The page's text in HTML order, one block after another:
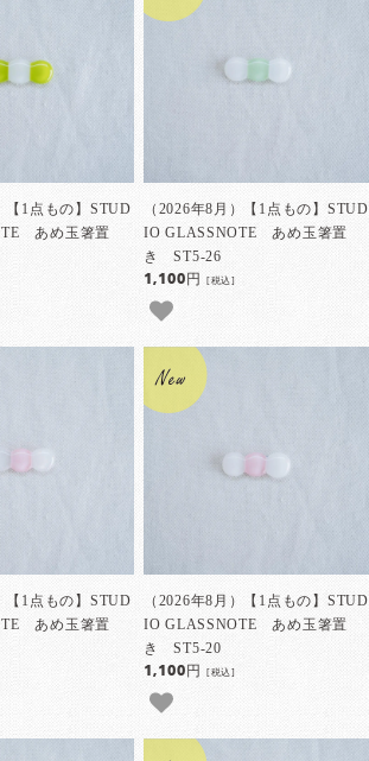
【1点もの】STUD
あめ玉箸置
（2026年8月）【1点もの】STUD
IO GLASSNOTE あめ玉箸置
き ST5-26
1,100円[税込]
【1点もの】STUD
あめ玉箸置
（2026年8月）【1点もの】STUD
IO GLASSNOTE あめ玉箸置
き ST5-20
1,100円[税込]